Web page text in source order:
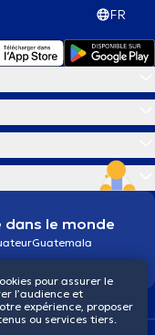
FR
dans le monde
Guatemala
pour assurer le
l’audience et
expérience, proposer
ou services tiers.